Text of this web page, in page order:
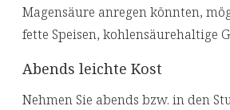
Magensäure anregen könnten,
fette Speisen, kohlensäurehaltige
Abends leichte Kost
Nehmen Sie abends bzw. in den